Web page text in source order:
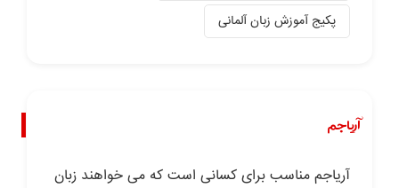
پکیج آموزش زبان آلمانی
آریاجم
آریاجم مناسب برای کسانی است که می خواهند زبان